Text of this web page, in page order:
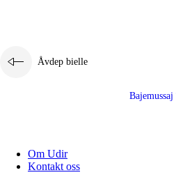
Åvdep bielle
Bajemussaj
Om Udir
Kontakt oss